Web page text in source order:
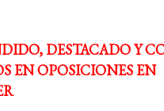
DESTACADO Y
EN OPOSICIONES EN